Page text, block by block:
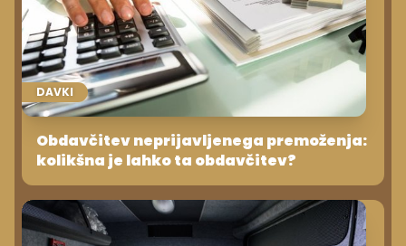
DAVKI
Obdavčitev neprijavljenega premoženja:
kolikšna je lahko ta obdavčitev?